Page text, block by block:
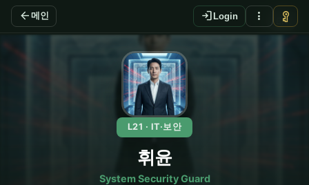
arrow_back 메인 login Login more_vert vpn_key
EN
L21 · IT·보안
휘윤
System Security Guard